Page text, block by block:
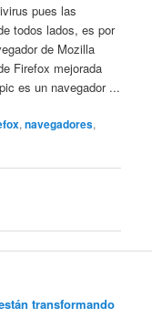
pues las
todos lados, es por
de Mozilla
Firefox mejorada
es un navegador ...
,navegadores,
transformando